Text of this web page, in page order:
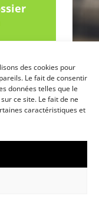
des cookies pour
Le fait de consentir
données telles que le
ce site. Le fait de ne
caractéristiques et
légales/Politique
sense